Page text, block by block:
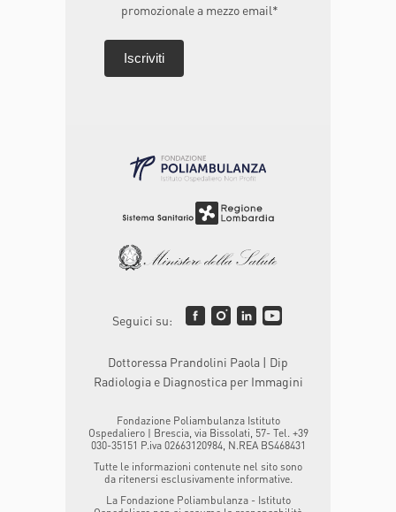
promozionale a mezzo email*
Seguici su:
Dottoressa Prandolini Paola | Dip
Radiologia e Diagnostica per Immagini
Fondazione Poliambulanza Istituto
Ospedaliero | Brescia, via Bissolati, 57- Tel. +39
030-35151 P.iva 02663120984, N.REA BS468431
Tutte le informazioni contenute nel sito sono
da ritenersi esclusivamente informative.
La Fondazione Poliambulanza - Istituto